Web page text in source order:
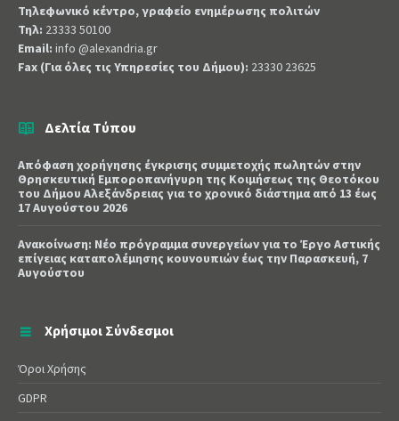
Τηλεφωνικό κέντρο, γραφείο ενημέρωσης πολιτών
Τηλ: 23333 50100
Email: info @alexandria.gr
Fax (Για όλες τις Υπηρεσίες του Δήμου): 23330 23625
Δελτία Τύπου
Απόφαση χορήγησης έγκρισης συμμετοχής πωλητών στην
Θρησκευτική Εμποροπανήγυρη της Κοιμήσεως της Θεοτόκου
του Δήμου Αλεξάνδρειας για το χρονικό διάστημα από 13 έως
17 Αυγούστου 2026
Ανακοίνωση: Νέο πρόγραμμα συνεργείων για το Έργο Αστικής
επίγειας καταπολέμησης κουνουπιών έως την Παρασκευή, 7
Αυγούστου
Χρήσιμοι Σύνδεσμοι
Όροι Χρήσης
GDPR